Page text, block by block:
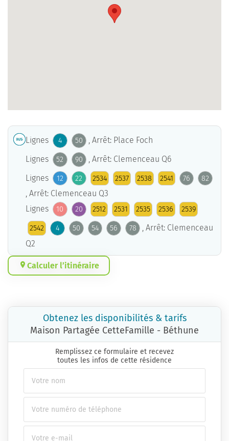
Lignes 4 50
, Arrêt: Place Foch
Lignes
52 90
, Arrêt: Clemenceau Q6
Lignes
12 22 2534 2537 2538 2541 76 82
, Arrêt: Clemenceau Q3
Lignes
10 20 2512 2531 2535 2536 2539
2542 4 50 54 56 78
, Arrêt: Clemenceau
Q2
Calculer l’itinéraire
Obtenez les disponibilités & tarifs
Maison Partagée CetteFamille - Béthune
Remplissez ce formulaire et recevez
toutes les infos de cette résidence